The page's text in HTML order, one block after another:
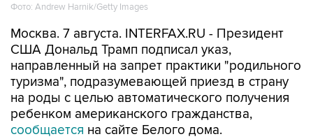
Фото: Andrew Harnik/Getty Images
Москва. 7 августа. INTERFAX.RU - Президент
США Дональд Трамп подписал указ,
направленный на запрет практики "родильного
туризма", подразумевающей приезд в страну
на роды с целью автоматического получения
ребенком американского гражданства,
сообщается на сайте Белого дома.